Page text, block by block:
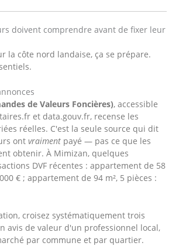
doivent comprendre avant de fixer leur
la côte nord landaise, ça se prépare.
de Valeurs Foncières), accessible
et data.gouv.fr, recense les
réelles. C'est la seule source qui dit
ontvraiment payé — pas ce que les
obtenir. À Mimizan, quelques
DVF récentes : appartement de 58
€ ; appartement de 94 m², 5 pièces :
croisez systématiquement trois
avis de valeur d'un professionnel local,
par commune et par quartier.